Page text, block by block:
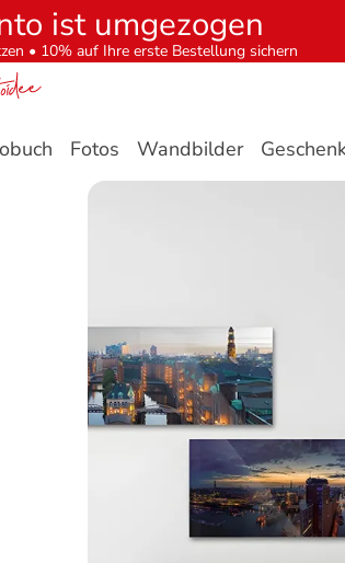
ist umgezogen
• 10% auf Ihre erste Bestellung sichern
Fotos Wandbilder